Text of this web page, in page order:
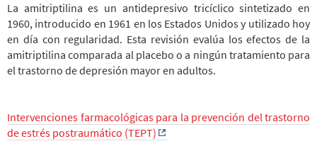
La amitriptilina es un antidepresivo tricíclico sintetizado en
1960, introducido en 1961 en los Estados Unidos y utilizado hoy
en día con regularidad. Esta revisión evalúa los efectos de la
amitriptilina comparada al placebo o a ningún tratamiento para
el trastorno de depresión mayor en adultos.
Intervenciones farmacológicas para la prevención del trastorno
de estrés postraumático (TEPT)